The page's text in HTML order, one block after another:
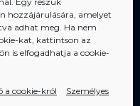
hozzájárulására, amelyet
adhat meg. Ha nem
kat, kattintson az
is elfogadhatja a cookie-
a cookie-król
Személyes